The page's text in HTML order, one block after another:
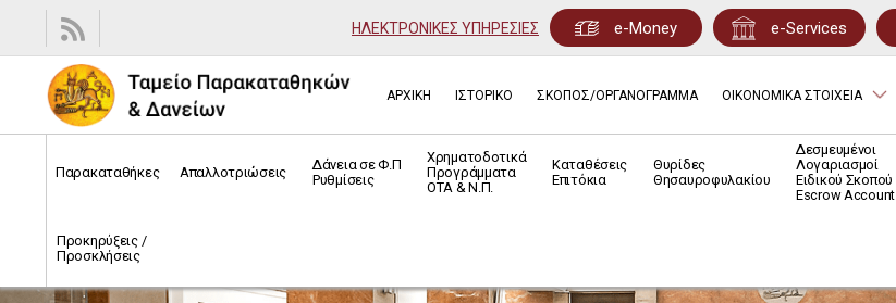
ΗΛΕΚΤΡΟΝΙΚΕΣ ΥΠΗΡΕΣΙΕΣ e-Money e-Services
ΑΡΧΙΚΗ ΙΣΤΟΡΙΚΟ ΣΚΟΠΟΣ/ΟΡΓΑΝΟΓΡΑΜΜΑ ΟΙΚΟΝΟΜΙΚΑ ΣΤΟΙΧΕΙΑ
Παρακαταθήκες Απαλλοτριώσεις
Δάνεια σε Φ.Π
Ρυθμίσεις
Χρηματοδοτικά
Προγράμματα
ΟΤΑ & Ν.Π.
Καταθέσεις
Επιτόκια
Θυρίδες
Θησαυροφυλακίου
Δεσμευμένοι
Λογαριασμοί
Ειδικού Σκοπού
Escrow Account
Προκηρύξεις /
Προσκλήσεις